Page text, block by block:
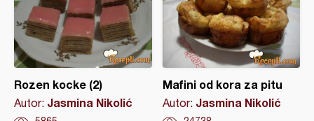
Rozen kocke (2)
Autor: Jasmina Nikolić
Mafini od kora za pitu
Autor: Jasmina Nikolić